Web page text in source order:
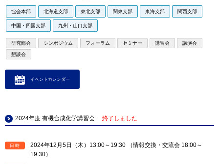
協会本部 北海道支部 東北支部 関東支部 東海支部 関西支部
中国・四国支部 九州・山口支部
研究部会 シンポジウム フォーラム セミナー 講習会 講演会
懇談会
イベントカレンダー
2024年度 有機合成化学講習会 終了しました
日時
2024年12月5日（木）13:00～19:30 （情報交換・交流会 18:00～
19:30）